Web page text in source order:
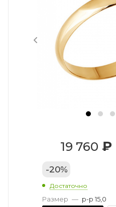
19 760 ₽
-20%
Достаточно
Размер — р-р 15,0